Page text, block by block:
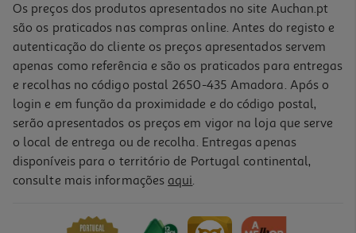
Açúcar Sidul Mascavado Integral 1kg
Os preços dos produtos apresentados no site Auchan.pt
são os praticados nas compras online. Antes do registo e
autenticação do cliente os preços apresentados servem
apenas como referência e são os praticados para entregas
e recolhas no código postal 2650-435 Amadora. Após o
login e em função da proximidade e do código postal,
serão apresentados os preços em vigor na loja que serve
o local de entrega ou de recolha. Entregas apenas
disponíveis para o território de Portugal continental,
consulte mais informações aqui.